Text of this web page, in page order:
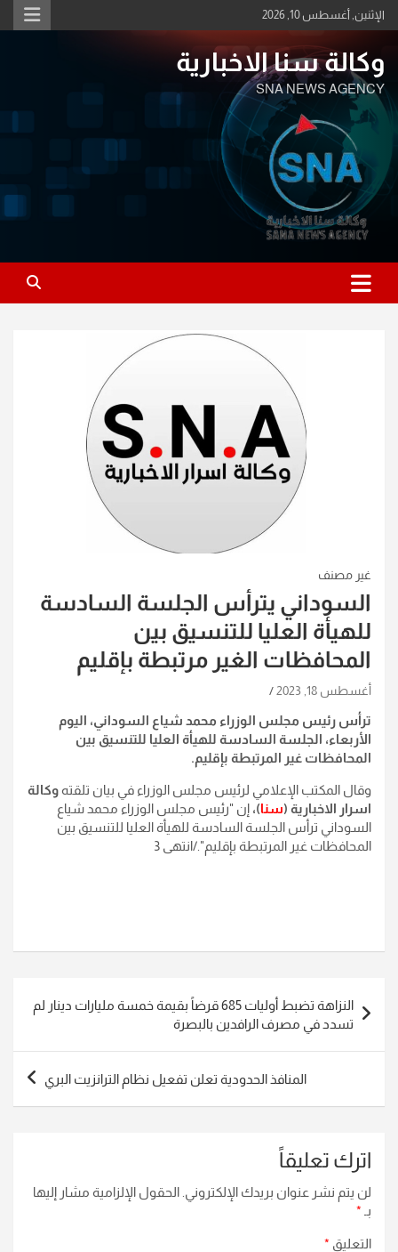
Skip
to
الإثنين, أغسطس 10, 2026
وكالة سنا الاخبارية
SNA NEWS AGENCY
غير مصنف
السوداني يترأس الجلسة السادسة
للهيأة العليا للتنسيق بين
المحافظات الغير مرتبطة بإقليم
أغسطس 18, 2023
ترأس رئيس مجلس الوزراء محمد شياع السوداني، اليوم
الأربعاء، الجلسة السادسة للهيأة العليا للتنسيق بين
المحافظات غير المرتبطة بإقليم.
وقال المكتب الإعلامي لرئيس مجلس الوزراء في بيان تلقتهوكالة
اسرار الاخبارية (سنا)، إن "رئيس مجلس الوزراء محمد شياع
السوداني ترأس الجلسة السادسة للهيأة العليا للتنسيق بين
المحافظات غير المرتبطة بإقليم"./انتهى 3
المقالات
النزاهة تضبط أوليات 685 قرضاً بقيمة خمسة مليارات دينار لم
تسدد في مصرف الرافدين بالبصرة
المنافذ الحدودية تعلن تفعيل نظام الترانزيت البري
اترك تعليقاً
لن يتم نشر عنوان بريدك الإلكتروني. الحقول الإلزامية مشار إليها
بـ *
التعليق *